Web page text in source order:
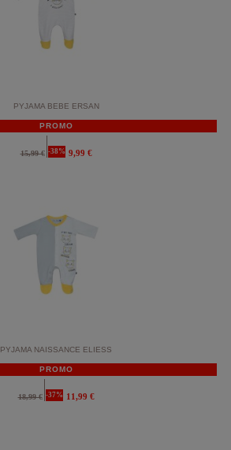
PYJAMA BEBE ERSAN
PROMO
15,99 € -38% 9,99 €
PYJAMA NAISSANCE ELIESS
PROMO
18,99 € -37% 11,99 €